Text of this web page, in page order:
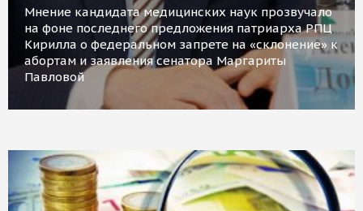
Мнение кандидата медицинских наук прозвучало
на фоне последнего предложения патриарха РПЦ
Кирилла о федеральном запрете на «склонение» к
абортам и заявления сенатора Маргариты
Павловой